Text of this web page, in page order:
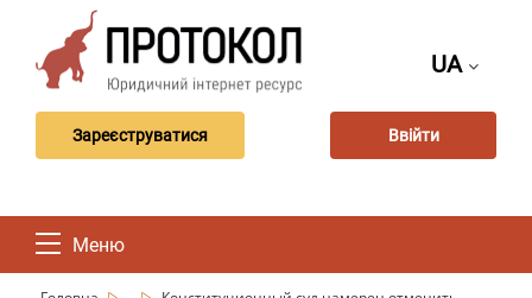
UA
Зареєструватися Ввійти
Меню